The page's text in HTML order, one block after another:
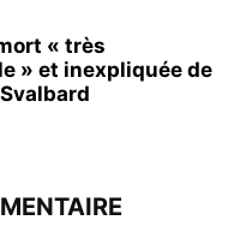
« très
» et inexpliquée de